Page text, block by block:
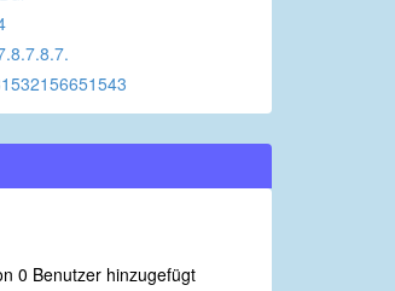
0 Benutzer hinzugefügt